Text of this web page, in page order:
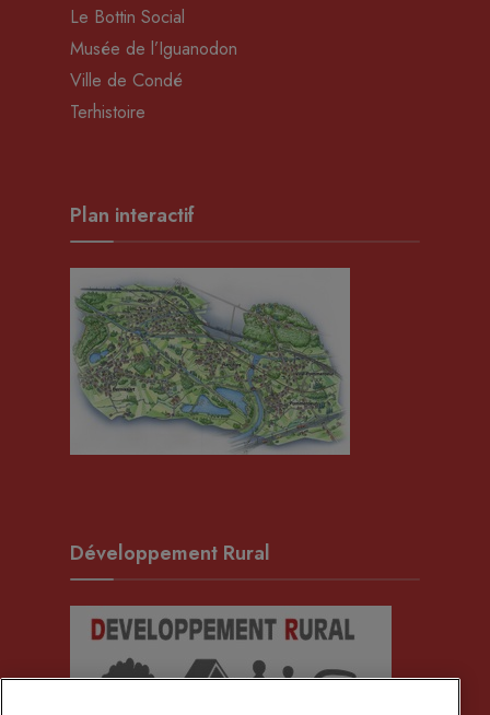
Le Bottin Social
Musée de l’Iguanodon
Ville de Condé
Terhistoire
Plan interactif
Développement Rural